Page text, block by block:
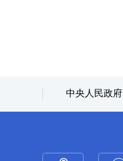
中央人民政府